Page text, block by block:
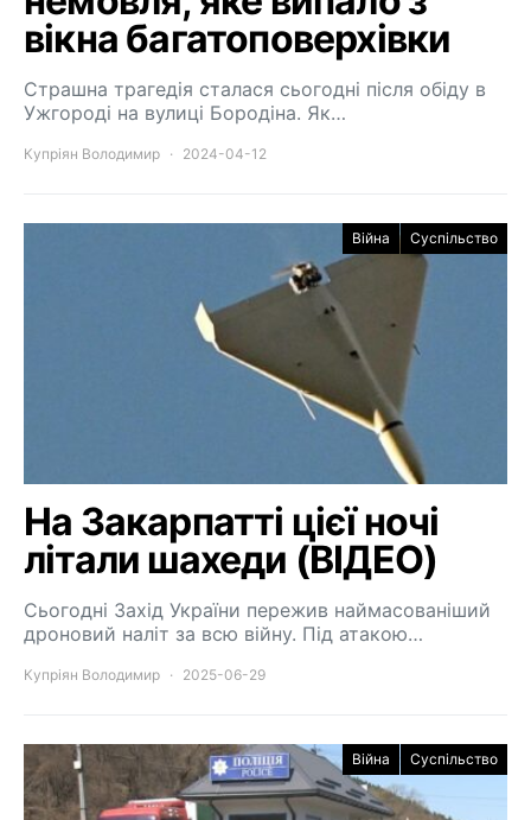
вікна багатоповерхівки
Страшна трагедія сталася сьогодні після обіду в
Ужгороді на вулиці Бородіна. Як…
Купріян Володимир 2024-04-12
Війна Суспільство
На Закарпатті цієї ночі
літали шахеди (ВІДЕО)
Сьогодні Захід України пережив наймасованіший
дроновий наліт за всю війну. Під атакою…
Купріян Володимир 2025-06-29
Війна Суспільство